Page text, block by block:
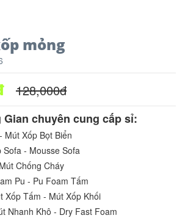
mỏng
128,000đ
Gian chuyên cung cấp sỉ:
Mút Xốp Bọt Biển
- Mousse Sofa
Chống Cháy
Pu - Pu Foam Tấm
Xốp Tấm - Mút Xốp Khối
Nhanh Khô - Dry Fast Foam